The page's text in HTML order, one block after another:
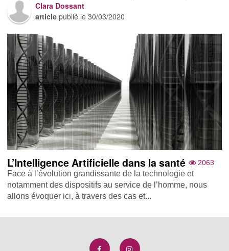
Clara Dossant
article publié le30/03/2020
2063
L’Intelligence Artificielle dans la santé
Face à l’évolution grandissante de la technologie et
notamment des dispositifs au service de l’homme, nous
allons évoquer ici, à travers des cas et...